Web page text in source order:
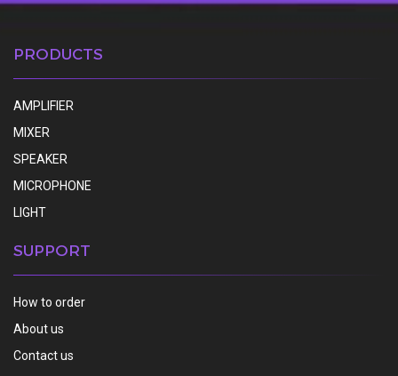
PRODUCTS
AMPLIFIER
MIXER
SPEAKER
MICROPHONE
LIGHT
SUPPORT
How to order
About us
Contact us